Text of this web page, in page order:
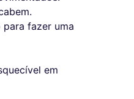
fazer uma
em